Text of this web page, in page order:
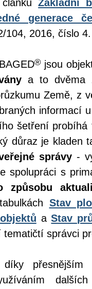
článkuZákladní
generace
104, 2016, číslo 4.
®jsou
a to dvěma
Země, z
informací
šetření
důraz je kladen
správy-
spolupráci s
způsobu
Stav
aStav
správci
přesnějším